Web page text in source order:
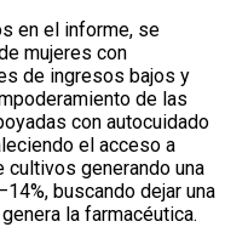
en el informe, se
mujeres con
de ingresos bajos y
de las
con autocuidado
el acceso a
generando una
buscando dejar una
la farmacéutica.